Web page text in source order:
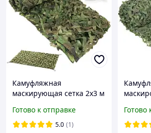
Камуфляжная
маскирующая сетка 2x3 м
стяжек
Готово к отправке
5.0 (1)
Готово